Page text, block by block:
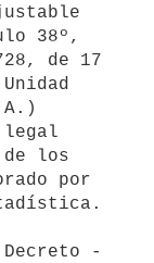
38º,
de 17
los
por
-